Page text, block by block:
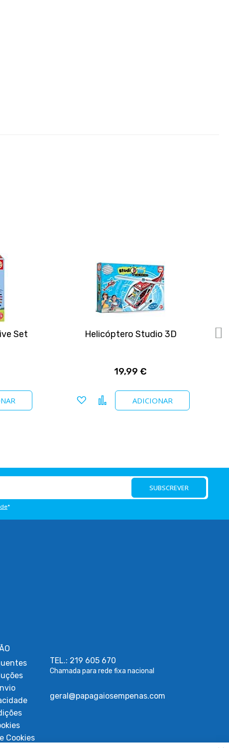
Set
Helicóptero Studio 3D
19,99 €
ADICIONAR
Adicionar a favoritos
Comparar
SUBSCREVER
*
Cookies
TEL.: 219 605 670
Chamada para rede fixa nacional
geral@papagaiosempenas.com